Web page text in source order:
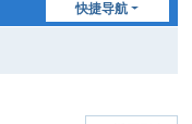
快捷导航